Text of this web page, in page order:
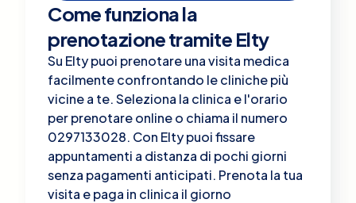
Come funziona la
prenotazione tramite Elty
Su Elty puoi prenotare una visita medica
facilmente confrontando le cliniche più
vicine a te. Seleziona la clinica e l'orario
per prenotare online o chiama il numero
0297133028. Con Elty puoi fissare
appuntamenti a distanza di pochi giorni
senza pagamenti anticipati. Prenota la tua
visita e paga in clinica il giorno